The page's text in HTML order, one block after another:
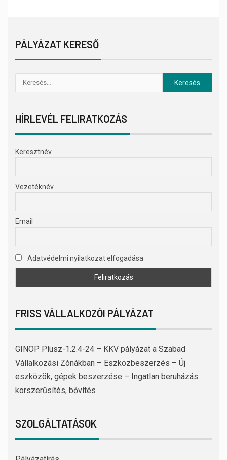
PÁLYÁZAT KERESŐ
HÍRLEVÉL FELIRATKOZÁS
Keresztnév
Vezetéknév
Email
Adatvédelmi nyilatkozat elfogadása
FRISS VÁLLALKOZÓI PÁLYÁZAT
GINOP Plusz-1.2.4-24 – KKV pályázat a Szabad
Vállalkozási Zónákban – Eszközbeszerzés – Új
eszközök, gépek beszerzése – Ingatlan beruházás:
korszerűsítés, bővítés
SZOLGÁLTATÁSOK